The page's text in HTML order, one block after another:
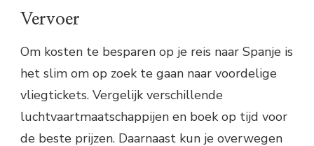
Vervoer
Om kosten te besparen op je reis naar Spanje is
het slim om op zoek te gaan naar voordelige
vliegtickets. Vergelijk verschillende
luchtvaartmaatschappijen en boek op tijd voor
de beste prijzen. Daarnaast kun je overwegen